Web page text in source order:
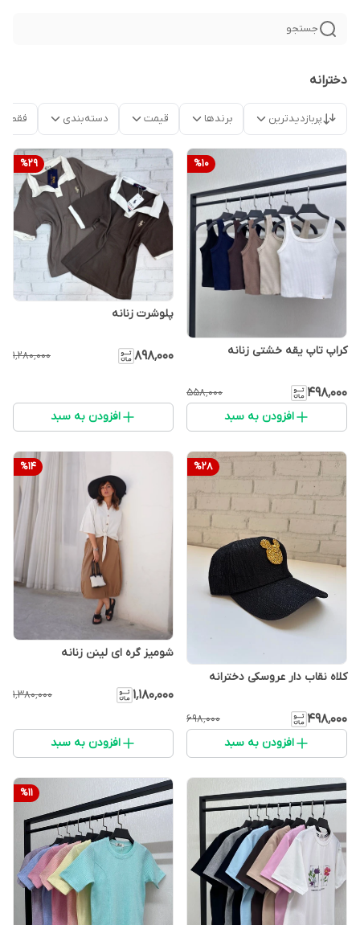
جستجو
دخترانه
پربازدیدترین برندها قیمت دسته‌بندی فقط
%10
کراپ تاپ یقه خشتی زنانه
۴۹۸٬۰۰۰ ۵۵۸٬۰۰۰
افزودن به سبد
%29
پلوشرت زنانه
۸۹۸٬۰۰۰ ۱٬۲۸۰٬۰۰۰
افزودن به سبد
%28
کلاه نقاب دار عروسکی دخترانه
۴۹۸٬۰۰۰ ۶۹۸٬۰۰۰
افزودن به سبد
%14
شومیز گره ای لینن زنانه
۱٬۱۸۰٬۰۰۰ ۱٬۳۸۰٬۰۰۰
افزودن به سبد
%11